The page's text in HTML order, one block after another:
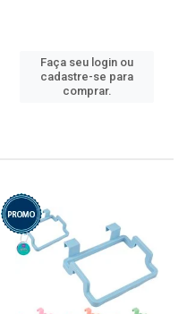
Faça seu login ou
cadastre-se para
comprar.